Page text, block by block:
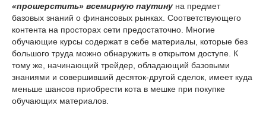
«прошерстить» всемирную паутину на предмет
базовых знаний о финансовых рынках. Соответствующего
контента на просторах сети предостаточно. Многие
обучающие курсы содержат в себе материалы, которые без
большого труда можно обнаружить в открытом доступе. К
тому же, начинающий трейдер, обладающий базовыми
знаниями и совершивший десяток-другой сделок, имеет куда
меньше шансов приобрести кота в мешке при покупке
обучающих материалов.